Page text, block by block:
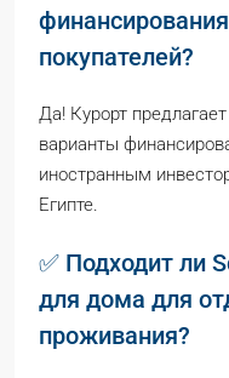
покупателей?
Да! Курорт
варианты
иностранным
Египте.
✅ Подходит ли
для дома для
проживания?